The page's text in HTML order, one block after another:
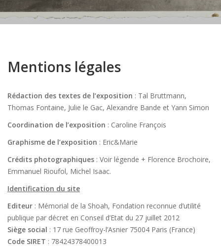
Mentions légales
Rédaction des textes de l’exposition : Tal Bruttmann,
Thomas Fontaine, Julie le Gac, Alexandre Bande et Yann Simon
Coordination de l’exposition : Caroline François
Graphisme de l’exposition : Eric&Marie
Crédits photographiques : Voir légende + Florence Brochoire,
Emmanuel Rioufol, Michel Isaac.
Identification du site
Editeur : Mémorial de la Shoah, Fondation reconnue d’utilité
publique par décret en Conseil d’Etat du 27 juillet 2012
Siège social : 17 rue Geoffroy-l’Asnier 75004 Paris (France)
Code SIRET : 78424378400013